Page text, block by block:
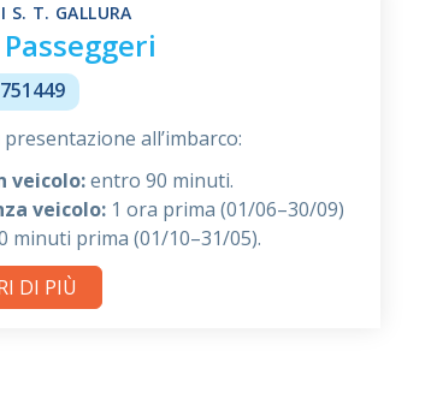
S. T. GALLURA
all’imbarco:
veicolo:entro 90 minuti.
veicolo: 1 ora prima (01/06–30/09)
minuti prima (01/10–31/05).
DI PIÙ